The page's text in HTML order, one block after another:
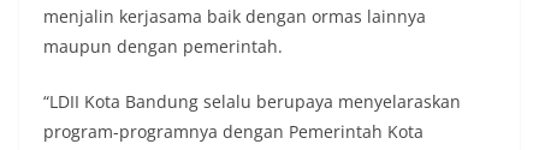
menjalin kerjasama baik dengan ormas lainnya
maupun dengan pemerintah.
“LDII Kota Bandung selalu berupaya menyelaraskan
program-programnya dengan Pemerintah Kota